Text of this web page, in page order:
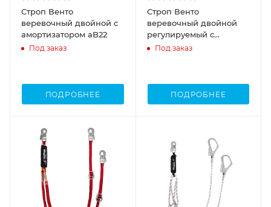
Строп Венто
веревочный двойной с
амортизатором аB22
Под заказ
ПОДРОБНЕЕ
Строп Венто
веревочный двойной
регулируемый с
амортизатором "аК22р
Под заказ
ПОДРОБНЕЕ